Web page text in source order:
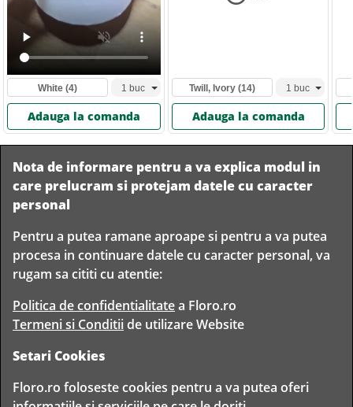
White (4)
Adauga la comanda
Twill, Ivory(14)
Adauga la comanda
Livrare
rapida
Livram in
orice
Romania
Garantam
TIMP PENTRU
FLORISTI
Nota de informare pentru a va explica modul in
care prelucram si protejam datele cu caracter
personal
Pentru a putea ramane aproape si pentru a va putea
procesa in continuare datele cu caracter personal, va
rugam sa cititi cu atentie:
Politica de confidentialitatea Floro.ro
Termeni si Conditiide utilizare Website
Setari Cookies
Floro.ro foloseste cookies pentru a va putea oferi